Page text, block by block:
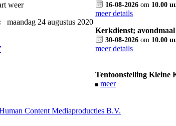
weer
maandag 24 augustus 2020
16-08-2026 om 10.00
meer details
Kerkdienst; avondmaal
30-08-2026 om 10.00
meer details
Tentoonstelling Kleine
meer
Content Mediaproducties B.V.